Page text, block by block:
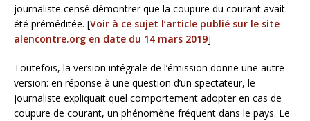
journaliste censé démontrer que la coupure du courant avait
été préméditée. [Voir à ce sujet l’article publié sur le site
alencontre.org en date du 14 mars 2019]
Toutefois, la version intégrale de l’émission donne une autre
version: en réponse à une question d’un spectateur, le
journaliste expliquait quel comportement adopter en cas de
coupure de courant, un phénomène fréquent dans le pays. Le